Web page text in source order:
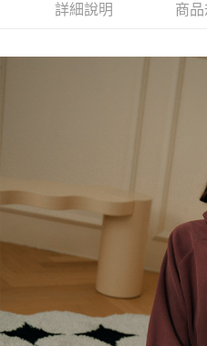
詳細說明 商